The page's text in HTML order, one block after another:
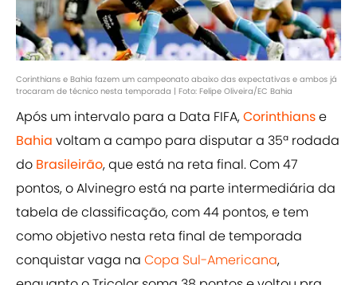
Corinthians e Bahia fazem um campeonato abaixo das expectativas e ambos já
trocaram de técnico nesta temporada | Foto: Felipe Oliveira/EC Bahia
Após um intervalo para a Data FIFA,Corinthianse
Bahia voltam a campo para disputar a 35ª rodada
do Brasileirão, que está na reta final. Com 47
pontos, o Alvinegro está na parte intermediária da
tabela de classificação, com 44 pontos, e tem
como objetivo nesta reta final de temporada
conquistar vaga na Copa Sul-Americana,